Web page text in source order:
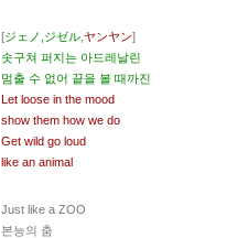
[ジェノ,ジゼル ヤンヤン]
솟구쳐 퍼지는 아드레날린
멈출 수 없어 끝을 볼 때까진
Let loose in the mood
show them how we do
Get wild go loud
like an animal
Just like a ZOO
본능의 춤